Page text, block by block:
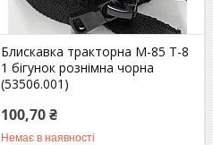
Блискавка тракторна М-85 Т-8
1 бігунок рознімна чорна
(53506.001)
100,70 ₴
Немає в наявності